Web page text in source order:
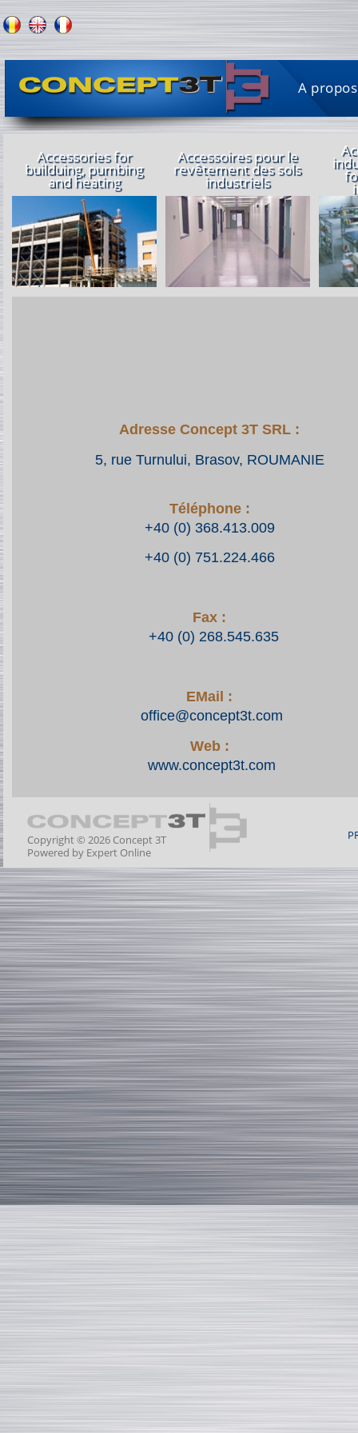
A
Accessories for
builduing, pumbing
and heating
Accessoires pour le
revêtement des sols
industriels
Adresse Concept 3T SRL :
5, rue Turnului, Brasov, ROUMANIE
Téléphone :
+40 (0) 368.413.009
+40 (0) 751.224.466
Fax :
+40 (0) 268.545.635
EMail :
office@concept3t.com
Web :
www.concept3t.com
Copyright © 2026 Concept 3T
Powered by Expert Online